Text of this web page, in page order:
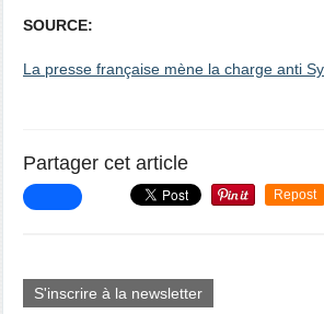
SOURCE:
La presse française mène la charge anti
Partager cet article
Repost
S'inscrire à la newsletter